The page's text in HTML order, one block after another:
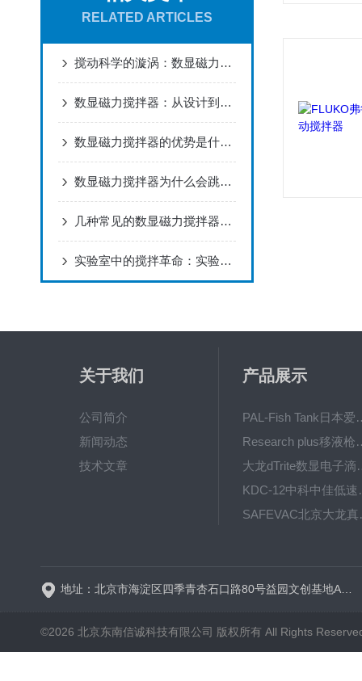
RELATED ARTICLES
搅动科学的漩涡：数显磁力搅拌器的智慧魅力
数显磁力搅拌器：从设计到应用的全面解析
数显磁力搅拌器的优势是什么？
数显磁力搅拌器为什么会跳子，如何正确安装？
几种常见的数显磁力搅拌器维修保养攻略
实验室中的搅拌革命：实验室数显磁力搅拌器的作用与技术解析
关于我们
公司简介
新闻动态
技术文章
产品展示
PAL-Fish Tank
Research plus
大龙dTrite
KDC-
©2026 北京东南信诚科技有限公司 版权所有 All Rights